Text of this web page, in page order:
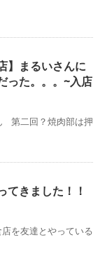
】まるいさんに
った。。。~入店
第二回？焼肉部は押
てきました！！
を友達とやっている